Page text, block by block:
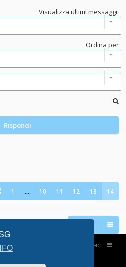
Visualizza ultimi messaggi:
Ordina per
Rispondi
1 … 10 11 12 13 14
Contattaci